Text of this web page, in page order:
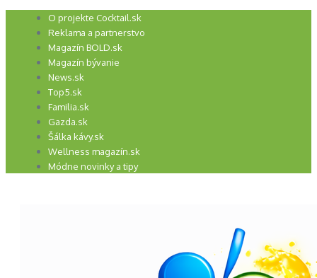
Preskočiť
O projekte Cocktail.sk
Reklama a partnerstvo
Magazín BOLD.sk
Magazín bývanie
News.sk
Top5.sk
Familia.sk
Gazda.sk
Šálka kávy.sk
Wellness magazín.sk
Módne novinky a tipy